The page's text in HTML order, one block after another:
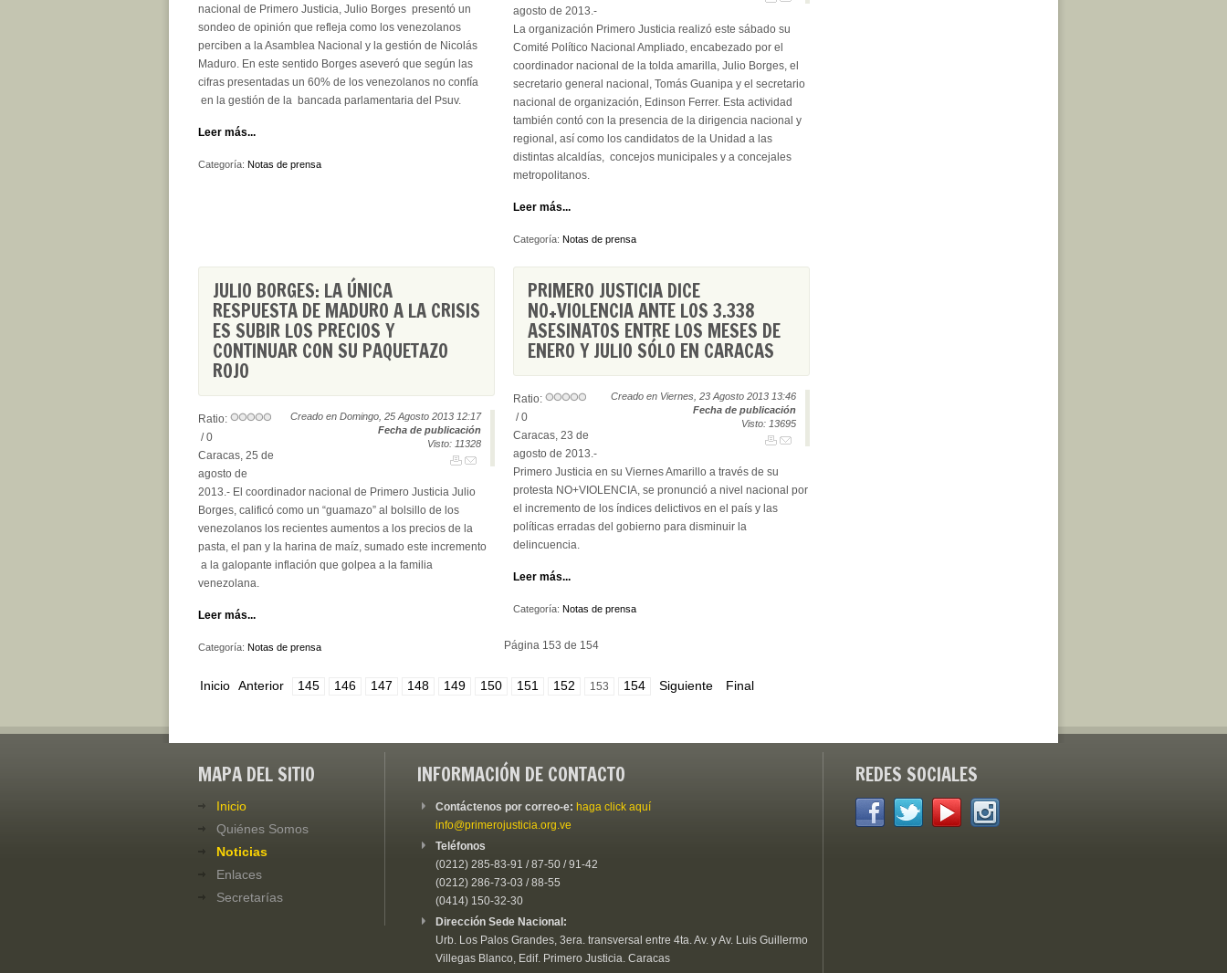
nacional de Primero Justicia, Julio Borges presentó un
sondeo de opinión que refleja como los venezolanos
perciben a la Asamblea Nacional y la gestión de Nicolás
Maduro. En este sentido Borges aseveró que según las
cifras presentadas un 60% de los venezolanos no confía
en la gestión de la bancada parlamentaria del Psuv.
Leer más...
Categoría: Notas de prensa
agosto de 2013.-
La organización Primero Justicia realizó este sábado su
Comité Político Nacional Ampliado, encabezado por el
coordinador nacional de la tolda amarilla, Julio Borges, el
secretario general nacional, Tomás Guanipa y el secretario
nacional de organización, Edinson Ferrer. Esta actividad
también contó con la presencia de la dirigencia nacional y
regional, así como los candidatos de la Unidad a las
distintas alcaldías, concejos municipales y a concejales
metropolitanos.
Leer más...
Categoría: Notas de prensa
JULIO BORGES: LA ÚNICA
RESPUESTA DE MADURO A LA CRISIS
ES SUBIR LOS PRECIOS Y
CONTINUAR CON SU PAQUETAZO
ROJO
Creado en Domingo, 25 Agosto 2013 12:17
Fecha de publicación
Visto: 11328
Ratio:
/ 0
Caracas, 25 de
agosto de
2013.- El coordinador nacional de Primero Justicia Julio
Borges, calificó como un “guamazo” al bolsillo de los
venezolanos los recientes aumentos a los precios de la
pasta, el pan y la harina de maíz, sumado este incremento
a la galopante inflación que golpea a la familia
venezolana.
Leer más...
Categoría: Notas de prensa
PRIMERO JUSTICIA DICE
NO+VIOLENCIA ANTE LOS 3.338
ASESINATOS ENTRE LOS MESES DE
ENERO Y JULIO SÓLO EN CARACAS
Creado en Viernes, 23 Agosto 2013 13:46
Fecha de publicación
Visto: 13695
Ratio:
/ 0
Caracas, 23 de
agosto de 2013.-
Primero Justicia en su Viernes Amarillo a través de su
protesta NO+VIOLENCIA, se pronunció a nivel nacional por
el incremento de los índices delictivos en el país y las
políticas erradas del gobierno para disminuir la
delincuencia.
Leer más...
Categoría: Notas de prensa
Página 153 de 154
Inicio Anterior 145 146 147 148 149 150 151 152 153 154 Siguiente Final
MAPA DEL SITIO
Inicio
Quiénes Somos
Noticias
Enlaces
Secretarías
INFORMACIÓN DE CONTACTO
Contáctenos por correo-e: haga click aquí
info@primerojusticia.org.ve
Teléfonos
(0212) 285-83-91 / 87-50 / 91-42
(0212) 286-73-03 / 88-55
(0414) 150-32-30
Dirección Sede Nacional:
Urb. Los Palos Grandes, 3era. transversal entre 4ta. Av. y Av. Luis Guillermo
Villegas Blanco, Edif. Primero Justicia. Caracas
REDES SOCIALES